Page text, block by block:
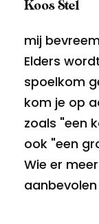
Koos Stel
mij
Elders
spoelkom
kom je op
zoals "een
ook "een
Wie er